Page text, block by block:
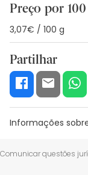
Preço por
3,07€ / 100 g
Partilhar
Informações
Recursos de
Comunicar questões